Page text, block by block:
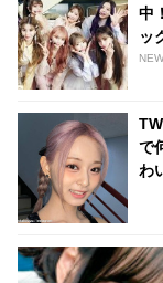
中
ッ
で
わ